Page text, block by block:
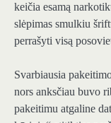
keičia esamą
slėpimas smulkiu
perrašyti visą
Svarbiausia
nors anksčiau buvo
pakeitimu atgaline